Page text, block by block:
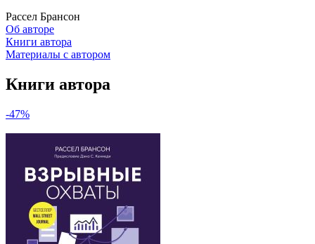
Рассел Брансон
Об авторе
Книги автора
Материалы с автором
Книги автора
-47%